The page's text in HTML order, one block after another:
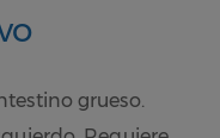
grueso.